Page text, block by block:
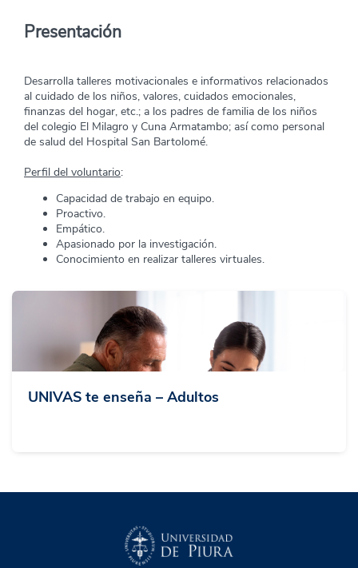
Presentación
Desarrolla talleres motivacionales e informativos relacionados
al cuidado de los niños, valores, cuidados emocionales,
finanzas del hogar, etc.; a los padres de familia de los niños
del colegio El Milagro y Cuna Armatambo; así como personal
de salud del Hospital San Bartolomé.​
Perfil del voluntario:​
Capacidad de trabajo en equipo.​
Proactivo.​
Empático.​
Apasionado por la investigación.​
Conocimiento en realizar talleres virtuales.
UNIVAS te enseña – Adultos